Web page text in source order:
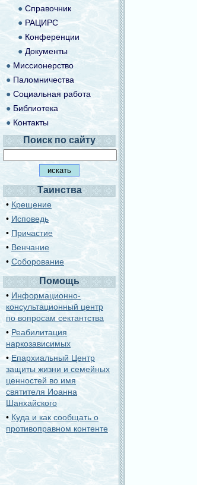
● Справочник
● РАЦИРС
● Конференции
● Документы
●Миссионерство
● Паломничества
●Социальная работа
● Библиотека
● Контакты
Поиск по сайту
Таинства
• Крещение
• Исповедь
• Причастие
• Венчание
• Соборование
Помощь
• Информационно-
консультационный центр
по вопросам сектантства
•Реабилитация
наркозависимых
•Епархиальный Центр
защиты жизни и семейных
ценностей во имя
святителя Иоанна
Шанхайского
• Куда и как сообщать о
противоправном контенте